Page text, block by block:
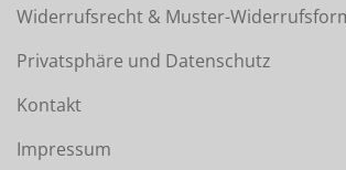
Widerrufsrecht & Muster-
Privatsphäre und Datenschutz
Kontakt
Impressum